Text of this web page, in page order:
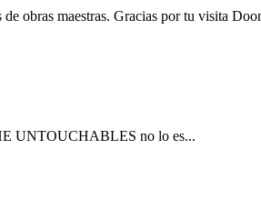
obras maestras. Gracias por tu visita
UNTOUCHABLES no lo es...